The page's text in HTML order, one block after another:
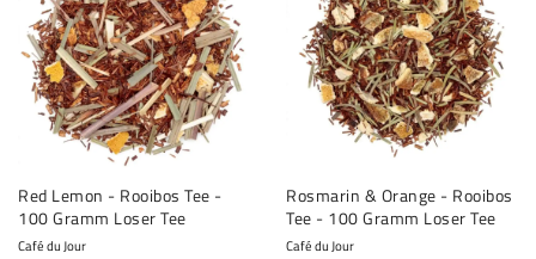
Red Lemon - Rooibos Tee -
100 Gramm Loser Tee
Café du Jour
Rosmarin & Orange - Rooibos
Tee - 100 Gramm Loser Tee
Café du Jour